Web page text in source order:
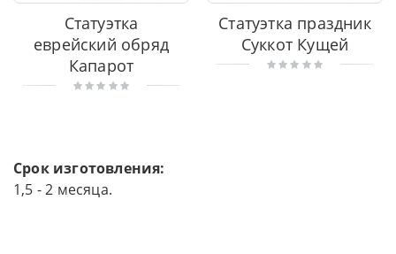
Статуэтка
еврейский обряд
Капарот
Статуэтка праздник
Суккот Кущей
Срок изготовления:
1,5 - 2 месяца.